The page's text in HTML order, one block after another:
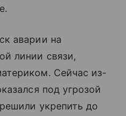
аварии на
линии связи,
Сейчас из-
под угрозой
укрепить до